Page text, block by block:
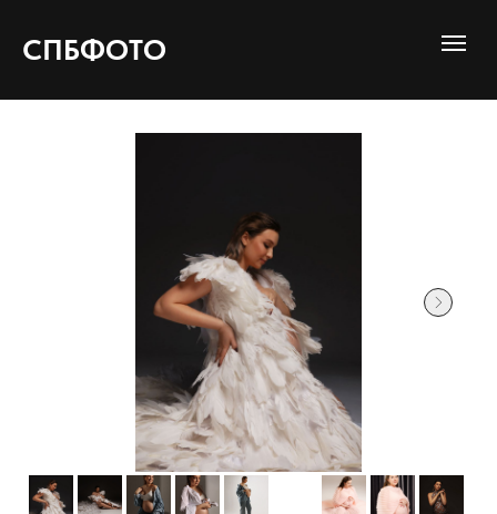
СПБФОТО